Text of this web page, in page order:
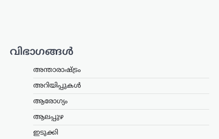
വിഭാഗങ്ങൾ
അന്താരാഷ്ട്രം
അറിയിപ്പുകൾ
ആരോഗ്യം
ആലപ്പുഴ
ഇടുക്കി
സംസ്ഥാനത്തെ ക്ഷേമപെൻഷൻ
വിതരണ സംവിധാനത്തിൽ സുപ്രധാന
മാറ്റം വരുത്തി സർക്കാർ. സഹകരണ
ബാങ്കുകൾ മുഖേന
ഗുണഭോക്താക്കളുടെ വീടുകളിൽ നേരിട്ട്
അവസാനിപ്പിച്ച്, തുക നേരിട്ട്…